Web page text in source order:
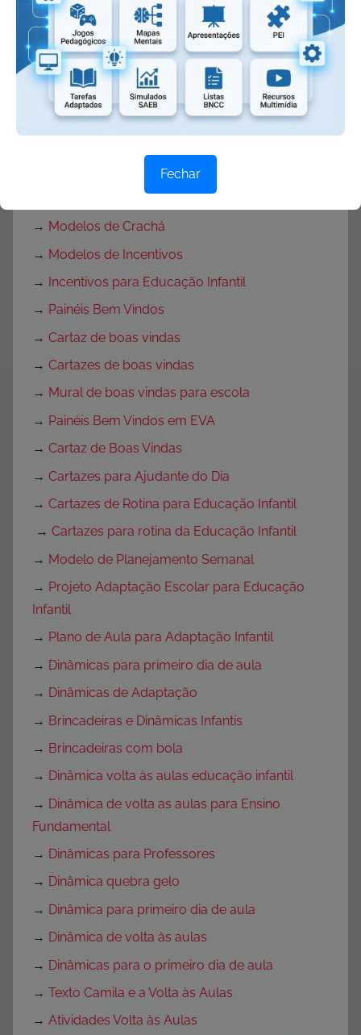
→Lembrancinhas volta às aulas
→ Lembrancinhas volta as aulas com moldes
→Lembrancinhas Volta as Aulas com Moldes
→Combinados de sala de aula
Regrinhas e Combinados
Combinados para sala de aula
Modelo de chamadinha
→ Modelos de Crachá
→ Modelos de Incentivos
→ Incentivos para Educação Infantil
→ Painéis Bem Vindos
→ Cartaz de boas vindas
→ Cartazes de boas vindas
→ Mural de boas vindas para escola
→ Painéis Bem Vindos em EVA
→ Cartaz de Boas Vindas
→ Cartazes para Ajudante do Dia
→ Cartazes de Rotina para Educação Infantil
→ Cartazes para rotina da Educação Infantil
→ Modelo de Planejamento Semanal
→ Projeto Adaptação Escolar para Educação
Infantil
→ Plano de Aula para Adaptação Infantil
→ Dinâmicas para primeiro dia de aula
→ Dinâmicas de Adaptação
→ Brincadeiras e Dinâmicas Infantis
→ Brincadeiras com bola
→ Dinâmica volta às aulas educação infantil
→ Dinâmica de volta as aulas para Ensino
Fundamental
→ Dinâmicas para Professores
→ Dinâmica quebra gelo
→ Dinâmica para primeiro dia de aula
→ Dinâmica de volta às aulas
→ Dinâmicas para o primeiro dia de aula
→ Texto Camila e a Volta às Aulas
→ Atividades Volta às Aulas
Fechar